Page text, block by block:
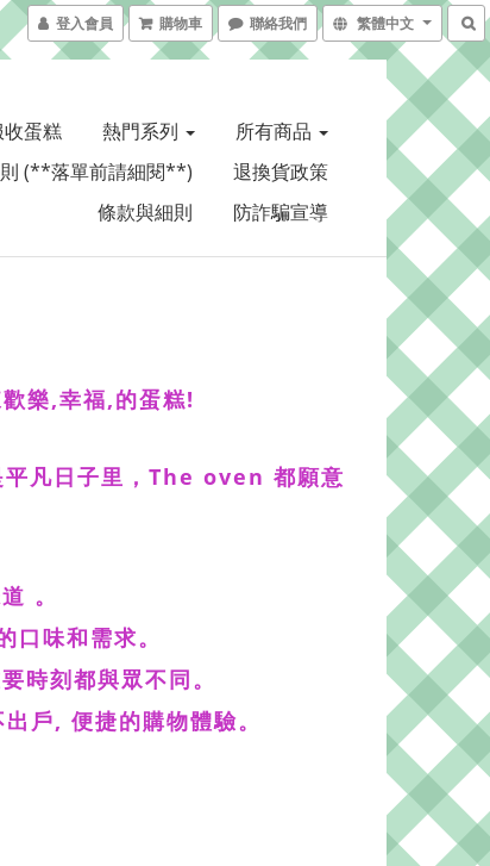
登入會員 購物車 聯絡我們 繁體中文
蛋糕 熱門系列
所有商品
(**落單前請細閱**)
退換貨政策
條款與細則
防詐騙宣導
樂,幸福,的蛋糕!
平凡日子里，The oven 都願意
。
味和需求。
時刻都與眾不同。
戶, 便捷的購物體驗。